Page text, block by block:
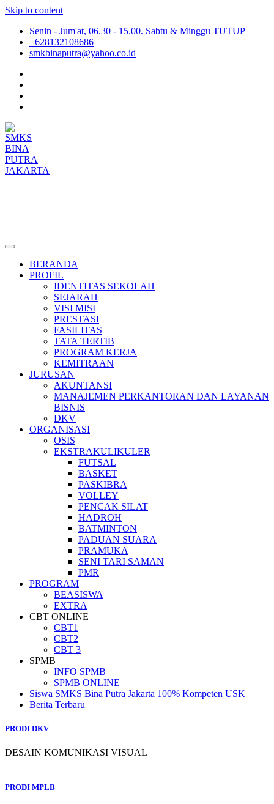
Skip to content
Senin - Jum'at, 06.30 - 15.00. Sabtu & Minggu TUTUP
+628132108686
smkbinaputra@yahoo.co.id
BERANDA
PROFIL
IDENTITAS SEKOLAH
SEJARAH
VISI MISI
PRESTASI
FASILITAS
TATA TERTIB
PROGRAM KERJA
KEMITRAAN
JURUSAN
AKUNTANSI
MANAJEMEN PERKANTORAN DAN LAYANAN
BISNIS
DKV
ORGANISASI
OSIS
EKSTRAKULIKULER
FUTSAL
BASKET
PASKIBRA
VOLLEY
PENCAK SILAT
HADROH
BATMINTON
PADUAN SUARA
PRAMUKA
SENI TARI SAMAN
PMR
PROGRAM
BEASISWA
EXTRA
CBT ONLINE
CBT1
CBT2
CBT 3
SPMB
INFO SPMB
SPMB ONLINE
Siswa SMKS Bina Putra Jakarta 100% Kompeten USK
Berita Terbaru
PRODI DKV
DESAIN KOMUNIKASI VISUAL
PRODI MPLB